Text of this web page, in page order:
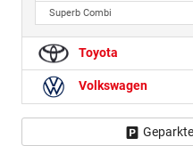
Superb Combi
Toyota
Volkswagen